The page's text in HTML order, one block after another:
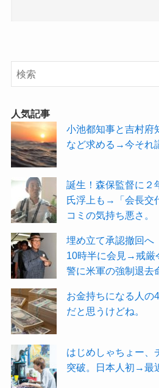
人気記事
小池都知事と吉村府
など求める→今それ
誕生！森保監督に２
氏浮上も→「会長交
コミの気持ち悪さ。
埋め立て承認撤回
10時半に会見→戒厳
警に米軍の強制退去
お金持ちになる人
だと思うけどね。
はじめしゃちょー、
突破。日本人初→最